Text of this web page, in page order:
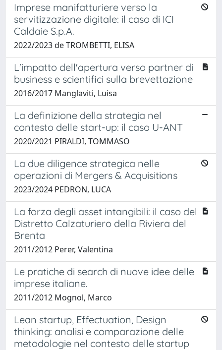
Imprese manifatturiere verso la
servitizzazione digitale: il caso di ICI
Caldaie S.p.A.
2022/2023 de TROMBETTI, ELISA
L'impatto dell'apertura verso partner di
business e scientifici sulla brevettazione
2016/2017 Manglaviti, Luisa
La definizione della strategia nel
contesto delle start-up: il caso U-ANT
2020/2021 PIRALDI, TOMMASO
La due diligence strategica nelle
operazioni di Mergers & Acquisitions
2023/2024 PEDRON, LUCA
La forza degli asset intangibili: il caso del
Distretto Calzaturiero della Riviera del
Brenta
2011/2012 Perer, Valentina
Le pratiche di search di nuove idee delle
imprese italiane.
2011/2012 Mognol, Marco
Lean startup, Effectuation, Design
thinking: analisi e comparazione delle
metodologie nel contesto delle startup